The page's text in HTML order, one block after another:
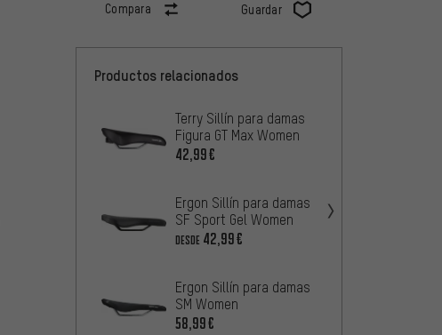
Compara Guardar
Productos relacionados
Terry Sillín para damas
Figura GT Max Women
42,99€
Ergon Sillín para damas
SF Sport Gel Women
DESDE 42,99€
Ergon Sillín para damas
SM Women
58,99€